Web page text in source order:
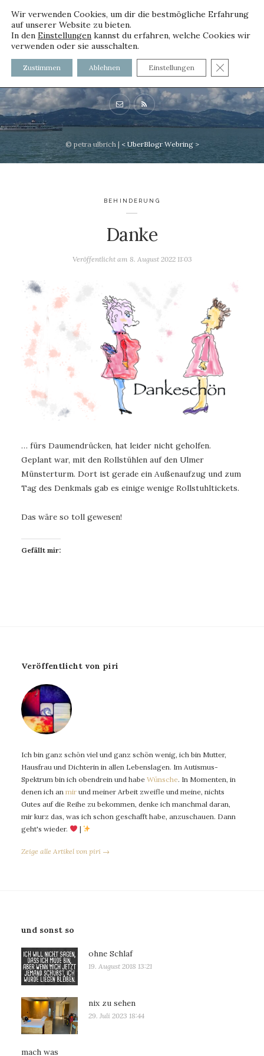
voller worte
mit und ohne Innenfutter
© petra ulbrich | < UberBlogr Webring >
BEHINDERUNG
Danke
Veröffentlicht am 8. August 2022 11:03
… fürs Daumendrücken, hat leider nicht geholfen.
Geplant war, mit den Rollstühlen auf den Ulmer
Münsterturm. Dort ist gerade ein Außenaufzug und zum
Tag des Denkmals gab es einige wenige Rollstuhltickets.
Das wäre so toll gewesen!
Gefällt mir:
Veröffentlicht von piri
Ich bin ganz schön viel und ganz schön wenig, ich bin Mutter,
Hausfrau und Dichterin in allen Lebenslagen. Im Autismus-
Spektrum bin ich obendrein und habe Wünsche. In Momenten, in
denen ich an mir und meiner Arbeit zweifle und meine, nichts
Gutes auf die Reihe zu bekommen, denke ich manchmal daran,
mir kurz das, was ich schon geschafft habe, anzuschauen. Dann
geht's wieder.
|
Zeige alle Artikel von piri →
und sonst so
ohne Schlaf
19. August 2018 13:21
nix zu sehen
29. Juli 2023 18:44
mach was
Wir verwenden Cookies, um dir die bestmögliche Erfahrung
auf unserer Website zu bieten.
In den Einstellungen kannst du erfahren, welche Cookies wir
verwenden oder sie ausschalten.
Zustimmen Ablehnen Einstellungen GDPR